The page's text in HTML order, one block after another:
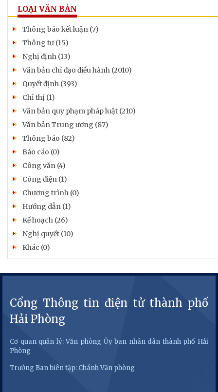
LOẠI VĂN BẢN
Thông báo kết luận (7)
Thông tư (15)
Nghị định (13)
Văn bản chỉ đạo điều hành (2010)
Quyết định (393)
Chỉ thị (1)
Văn bản quy phạm pháp luật (210)
Văn bản Trung ương (87)
Thông báo (82)
Báo cáo (0)
Công văn (4)
Công điện (1)
Chương trình (0)
Hướng dẫn (1)
Kế hoạch (26)
Nghị quyết (10)
Khác (0)
Cổng Thông tin điện tử thành phố
Hải Phòng
Cơ quan quản lý: Văn phòng Ủy ban nhân dân thành phố Hải
Phòng
Trưởng Ban biên tập: Chánh Văn phòng